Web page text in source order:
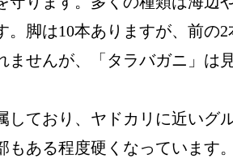
。脚は10本ありますが、前の
ませんが、「タラバガニ」は
しており、ヤドカリに近いグ
もある程度硬くなっています